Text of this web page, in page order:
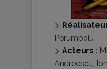
Porumboiu
Acteurs :
Andreescu,